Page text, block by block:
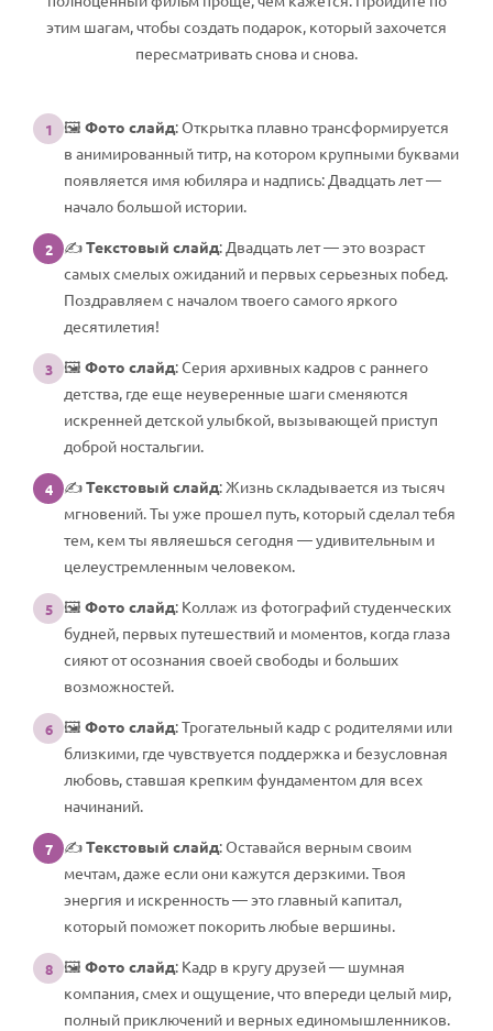
этим шагам, чтобы создать подарок, который захочется
пересматривать снова и снова.
1 🖼️ Фото слайд: Открытка плавно трансформируется
в анимированный титр, на котором крупными буквами
появляется имя юбиляра и надпись: Двадцать лет —
начало большой истории.
2 ✍️Текстовый слайд: Двадцать лет — это возраст
самых смелых ожиданий и первых серьезных побед.
Поздравляем с началом твоего самого яркого
десятилетия!
3 🖼️ Фото слайд: Серия архивных кадров с раннего
детства, где еще неуверенные шаги сменяются
искренней детской улыбкой, вызывающей приступ
доброй ностальгии.
4 ✍️Текстовый слайд: Жизнь складывается из тысяч
мгновений. Ты уже прошел путь, который сделал тебя
тем, кем ты являешься сегодня — удивительным и
целеустремленным человеком.
5 🖼️ Фото слайд: Коллаж из фотографий студенческих
будней, первых путешествий и моментов, когда глаза
сияют от осознания своей свободы и больших
возможностей.
6 🖼️ Фото слайд: Трогательный кадр с родителями или
близкими, где чувствуется поддержка и безусловная
любовь, ставшая крепким фундаментом для всех
начинаний.
7 ✍️Текстовый слайд: Оставайся верным своим
мечтам, даже если они кажутся дерзкими. Твоя
энергия и искренность — это главный капитал,
который поможет покорить любые вершины.
8 🖼️ Фото слайд: Кадр в кругу друзей — шумная
компания, смех и ощущение, что впереди целый мир,
полный приключений и верных единомышленников.